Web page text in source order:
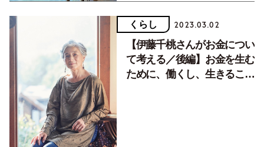
くらし 2023.03.02
【伊藤千桃さんがお金につい
て考える／後編】お金を生む
ために、働くし、生きること